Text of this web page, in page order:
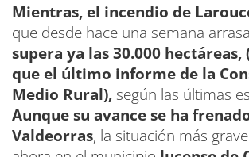
Mientras, el incendio de
que desde hace una semana
supera ya las 30.000 hectáreas,
que el último informe de la
Medio Rural), según las últimas
Aunque su avance se ha
Valdeorras, la situación más